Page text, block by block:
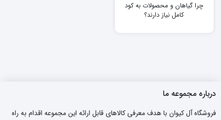
چرا گیاهان و محصولات به کود
کامل نیاز دارند؟
درباره مجموعه ما
فروشگاه آل کیوان با هدف معرفی کالاهای قابل ارائه این مجموعه اقدام به راه